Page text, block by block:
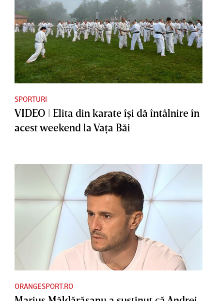
SPORTURI
VIDEO | Elita din karate îşi dă întâlnire în
acest weekend la Vaţa Băi
ORANGESPORT.RO